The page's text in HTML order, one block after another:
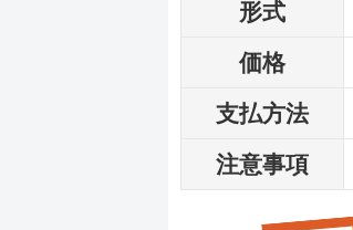
形式
価格
支払方法
注意事項